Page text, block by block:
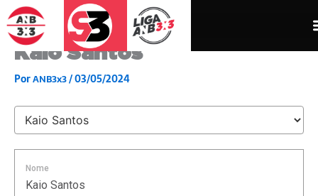
para
conteúdo
Kaio Santos
PorANB3x3/03/05/2024
Nome
Kaio Santos